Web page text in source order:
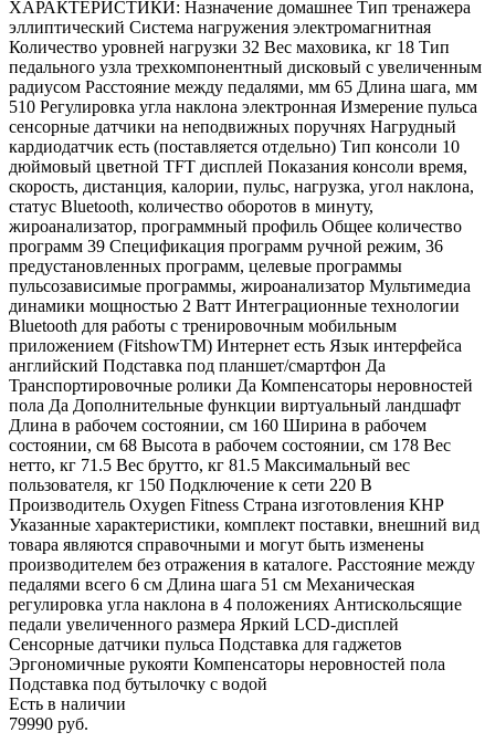
ХАРАКТЕРИСТИКИ: Назначение домашнее Тип тренажера
эллиптический Система нагружения электромагнитная
Количество уровней нагрузки 32 Вес маховика, кг 18 Тип
педального узла трехкомпонентный дисковый с увеличенным
радиусом Расстояние между педалями, мм 65 Длина шага, мм
510 Регулировка угла наклона электронная Измерение пульса
сенсорные датчики на неподвижных поручнях Нагрудный
кардиодатчик есть (поставляется отдельно) Тип консоли 10
дюймовый цветной TFT дисплей Показания консоли время,
скорость, дистанция, калории, пульс, нагрузка, угол наклона,
статус Bluetooth, количество оборотов в минуту,
жироанализатор, программный профиль Общее количество
программ 39 Спецификация программ ручной режим, 36
предустановленных программ, целевые программы
пульсозависимые программы, жироанализатор Мультимедиа
динамики мощностью 2 Ватт Интеграционные технологии
Bluetooth для работы с тренировочным мобильным
приложением (FitshowTM) Интернет есть Язык интерфейса
английский Подставка под планшет/смартфон Да
Транспортировочные ролики Да Компенсаторы неровностей
пола Да Дополнительные функции виртуальный ландшафт
Длина в рабочем состоянии, см 160 Ширина в рабочем
состоянии, см 68 Высота в рабочем состоянии, см 178 Вес
нетто, кг 71.5 Вес брутто, кг 81.5 Максимальный вес
пользователя, кг 150 Подключение к сети 220 В
Производитель Oxygen Fitness Страна изготовления КНР
Указанные характеристики, комплект поставки, внешний вид
товара являются справочными и могут быть изменены
производителем без отражения в каталоге. Расстояние между
педалями всего 6 см Длина шага 51 см Механическая
регулировка угла наклона в 4 положениях Антискольсящие
педали увеличенного размера Яркий LCD-дисплей
Сенсорные датчики пульса Подставка для гаджетов
Эргономичные рукояти Компенсаторы неровностей пола
Подставка под бутылочку с водой
Есть в наличии
79990 руб.